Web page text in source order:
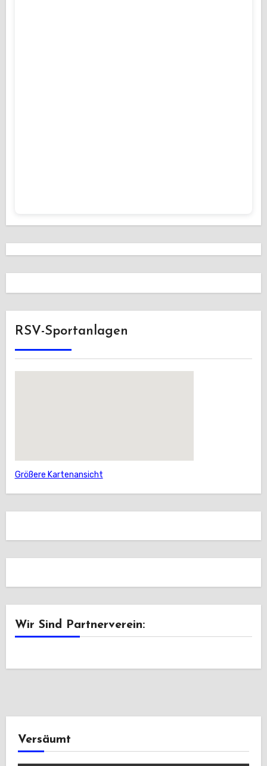
RSV-Sportanlagen
Größere Kartenansicht
Wir Sind Partnerverein:
Versäumt